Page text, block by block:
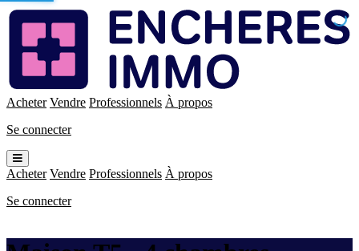
Enchères
Immo
Acheter Vendre Professionnels À propos
Se connecter
Ouvrir
le
menu
Acheter Vendre Professionnels À propos
Se connecter